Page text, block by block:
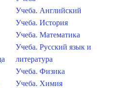
Учеба. Английский
Учеба. История
Учеба. Математика
Учеба. Русский язык и
литература
Учеба. Физика
Учеба. Химия